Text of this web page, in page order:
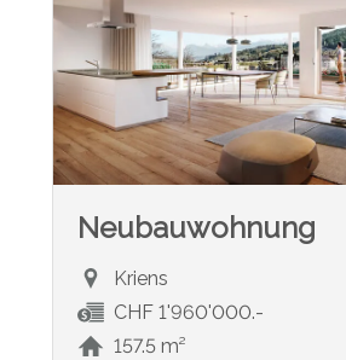
Neubauwohnung
Kriens
CHF 1'960'000.-
157.5 m²